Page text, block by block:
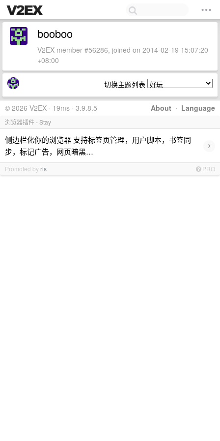
booboo
V2EX member #56286, joined on 2014-02-19 15:07:20
+08:00
切换主题列表
About · Language
© 2026 V2EX · 19ms · 3.9.8.5
浏览器插件 - Stay
侧边栏化你的浏览器 支持标签页管理，用户脚本，书签同
步，标记广告，网页暗黑…
›
Promoted by ris PRO